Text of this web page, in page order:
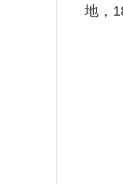
地，